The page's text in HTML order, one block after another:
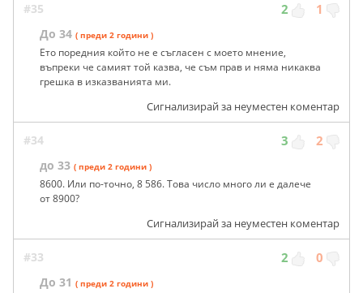
#35 2 1
До 34 ( преди 2 години )
Ето поредния който не е съгласен с моето мнение,
въпреки че самият той казва, че съм прав и няма никаква
грешка в изказванията ми.
Сигнализирай за неуместен коментар
#34 3 2
до 33 ( преди 2 години )
8600. Или по-точно, 8 586. Това число много ли е далече
от 8900?
Сигнализирай за неуместен коментар
#33 2 0
До 31 ( преди 2 години )